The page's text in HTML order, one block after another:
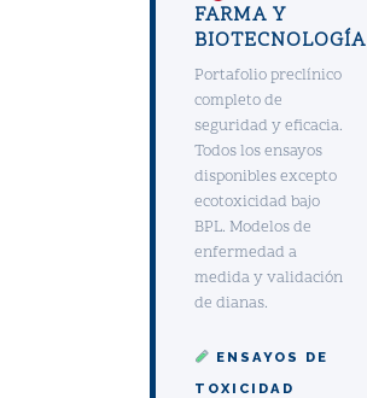
FARMA Y
BIOTECNOLOGÍA
Portafolio preclínico
completo de
seguridad y eficacia.
Todos los ensayos
disponibles excepto
ecotoxicidad bajo
BPL. Modelos de
enfermedad a
medida y validación
de dianas.
ENSAYOS DE
TOXICIDAD